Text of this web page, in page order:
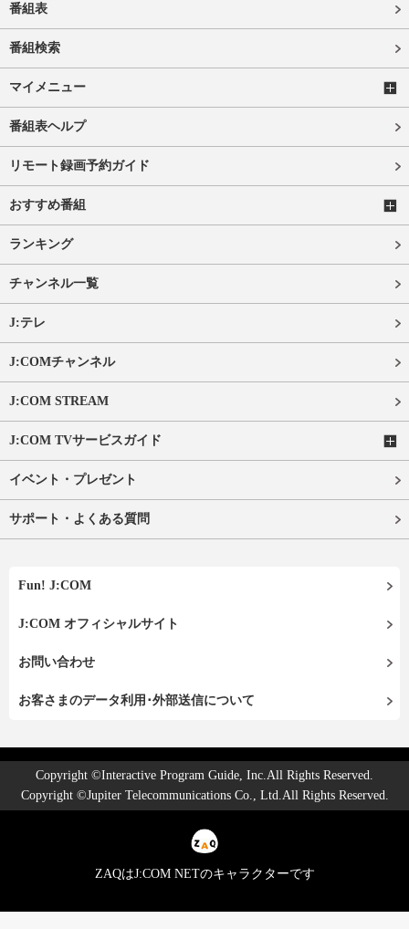
番組表
番組検索
マイメニュー
番組表ヘルプ
リモート録画予約ガイド
おすすめ番組
ランキング
チャンネル一覧
J:テレ
J:COMチャンネル
J:COM STREAM
J:COM TVサービスガイド
イベント・プレゼント
サポート・よくある質問
Fun! J:COM
J:COM オフィシャルサイト
お問い合わせ
お客さまのデータ利用･外部送信について
Copyright ©Interactive Program Guide, Inc.All Rights Reserved.
Copyright ©Jupiter Telecommunications Co., Ltd.All Rights Reserved.
ZAQはJ:COM NETのキャラクターです